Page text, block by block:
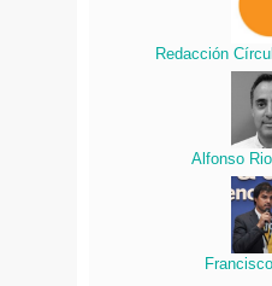
Redacción
Alfonso